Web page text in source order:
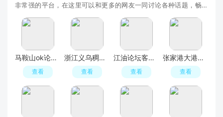
非常强的平台，在这里可以和更多的网友一同讨论各种话题，畅所
来，与他人分享你的经历，你的故事。
马鞍山ok论坛app手机版
查看
浙江义乌稠州论坛app安卓最新版下载
查看
江油论坛客户端官方app
查看
张家港大港城论坛手机客户端APP
查看